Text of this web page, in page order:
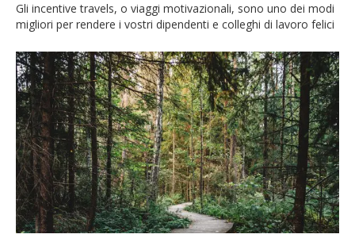
Gli incentive travels, o viaggi motivazionali, sono uno dei modi
migliori per rendere i vostri dipendenti e colleghi di lavoro felici
l’incontro con nuove persone e con culture diverse dalla
propria, sono un’occasione incredibile ci confronto, capace di
allargare gli orizzonti mentali e stimolare la creatività. […]